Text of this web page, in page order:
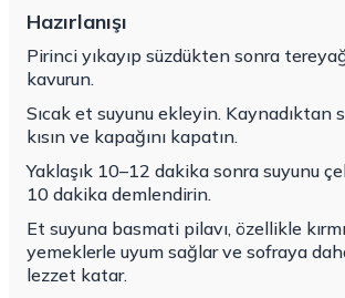
Hazırlanışı
Pirinci yıkayıp süzdükten sonra
kavurun.
Sıcak et suyunu ekleyin. Kaynadıktan
kısın ve kapağını kapatın.
Yaklaşık 10–12 dakika sonra suyunu
10 dakika demlendirin.
Et suyuna basmati pilavı, özellikle
yemeklerle uyum sağlar ve sofraya
lezzet katar.